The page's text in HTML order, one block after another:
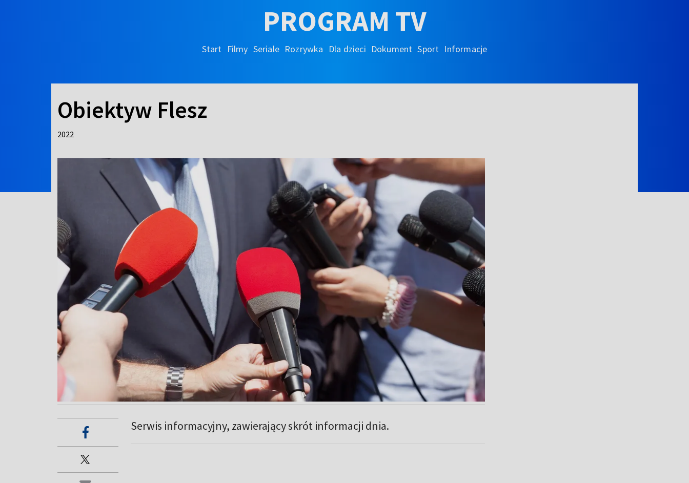
PROGRAM TV
Start Filmy Seriale Rozrywka Dla dzieci Dokument Sport Informacje
Obiektyw Flesz
2022
Serwis informacyjny, zawierający skrót informacji dnia.